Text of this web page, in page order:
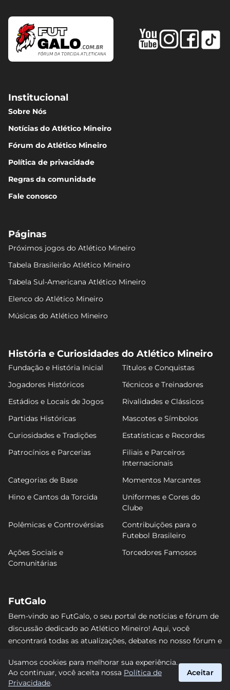
Institucional
Sobre Nós
Notícias do Atlético Mineiro
Fórum do Atlético Mineiro
Política de privacidade
Regras da comunidade
Fale conosco
Páginas
Próximos jogos do Atlético Mineiro
Tabela Brasileirão Atlético Mineiro
Tabela Sul-Americana Atlético Mineiro
Elenco do Atlético Mineiro
Músicas do Atlético Mineiro
História e Curiosidades do Atlético Mineiro
Fundação e História Inicial
Títulos e Conquistas
Jogadores Históricos
Técnicos e Treinadores
Estádios e Locais de Jogos
Rivalidades e Clássicos
Partidas Históricas
Mascotes e Símbolos
Curiosidades e Tradições
Estatísticas e Recordes
Patrocínios e Parcerias
Filiais e Parceiros
Internacionais
Categorias de Base
Momentos Marcantes
Hino e Cantos da Torcida
Uniformes e Cores do
Clube
Polêmicas e Controvérsias
Contribuições para o
Futebol Brasileiro
Ações Sociais e
Comunitárias
Torcedores Famosos
FutGalo
Bem-vindo ao FutGalo, o seu portal de notícias e fórum de
discussão dedicado ao Atlético Mineiro! Aqui, você
encontrará todas as atualizações, debates no nosso fórum e
e junte-se à comunidade alvinegra mais vibrante da
internet! #AtléticoMineiro #FutGalo
Usamos cookies para melhorar sua experiência.
Ao continuar, você aceita nossa Política de
Privacidade.
Aceitar